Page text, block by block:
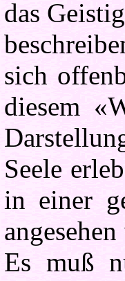
das
sich
diesem
Seele
in einer
Es muß